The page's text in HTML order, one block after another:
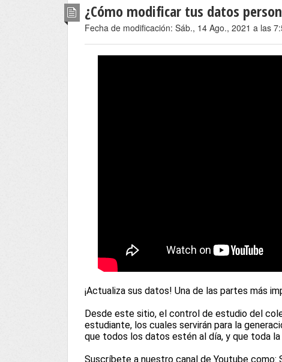
¿Cómo modificar tus datos
Fecha de modificación: Sáb., 14 Ago., 2021 a las
¡Actualiza sus datos! Una de las partes más
Desde este sitio, el control de estudio del
estudiante, los cuales servirán para la
que todos los datos estén al día, y que toda
Suscríbete a nuestro canal de Youtube como: